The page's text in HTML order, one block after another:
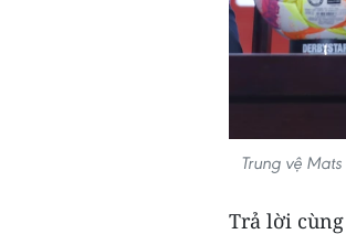
Trung vệ
Trả lời